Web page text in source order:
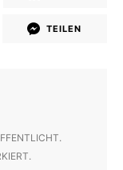
TEILEN